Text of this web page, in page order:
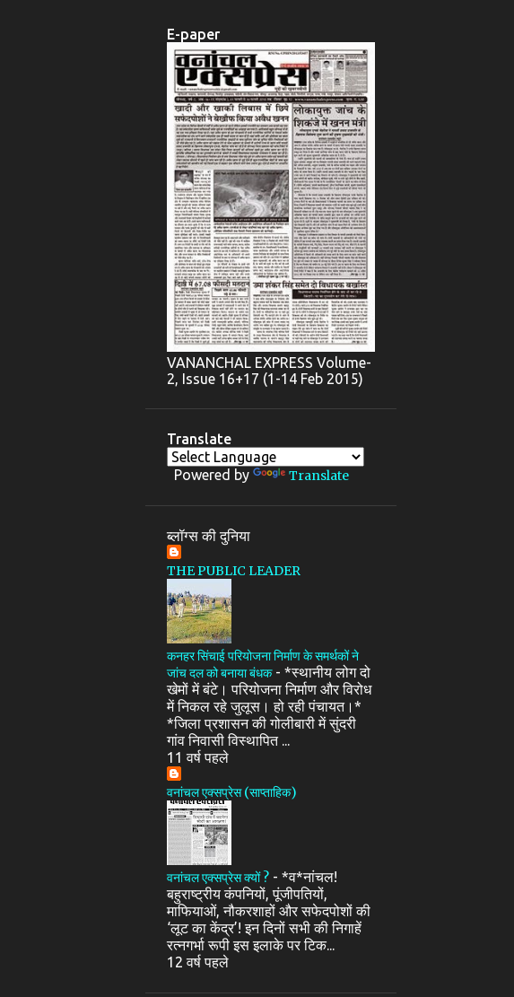
E-paper
VANANCHAL EXPRESS Volume-
2, Issue 16+17 (1-14 Feb 2015)
Translate
Powered by Translate
ब्लॉग्स की दुनिया
THE PUBLIC LEADER
कनहर सिंचाई परियोजना निर्माण के समर्थकों ने
जांच दल को बनाया बंधक - *स्थानीय लोग दो
खेमों में बंटे। परियोजना निर्माण और विरोध
में निकल रहे जुलूस। हो रही पंचायत।*
*जिला प्रशासन की गोलीबारी में सुंदरी
गांव निवासी विस्थापित ...
11 वर्ष पहले
वनांचल एक्सप्रेस (साप्ताहिक)
वनांचल एक्सप्रेस क्यों ? - *व*नांचल!
बहुराष्ट्रीय कंपनियों, पूंजीपतियों,
माफियाओं, नौकरशाहों और सफेदपोशों की
‘लूट का केंद्र’! इन दिनों सभी की निगाहें
रत्नगर्भा रूपी इस इलाके पर टिक...
12 वर्ष पहले